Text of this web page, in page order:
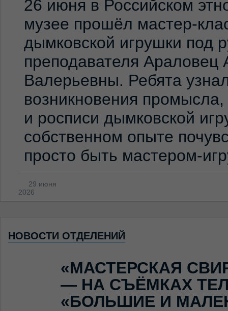
26 июня в Российском
музее прошёл мастер-
дымковской игрушки под
преподавателя Араловец
Валерьевны. Ребята
возникновения
и росписи дымковской
собственном опыте
просто быть мастером-
29 июня
2026
НОВОСТИ ОТДЕЛЕНИЙ
«МАСТЕРСКАЯ
— НА СЪЁМКАХ
«БОЛЬШИЕ И